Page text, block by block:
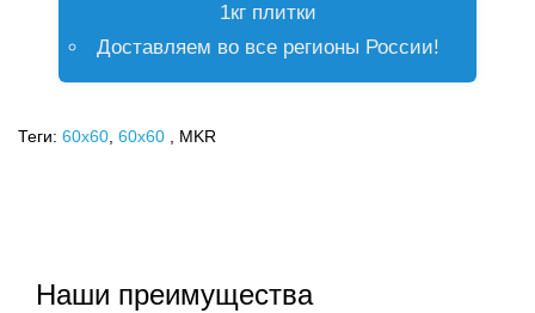
1кг плитки
Доставляем во все регионы России!
Теги: 60x60 60х60 , MKR
Наши преимущества